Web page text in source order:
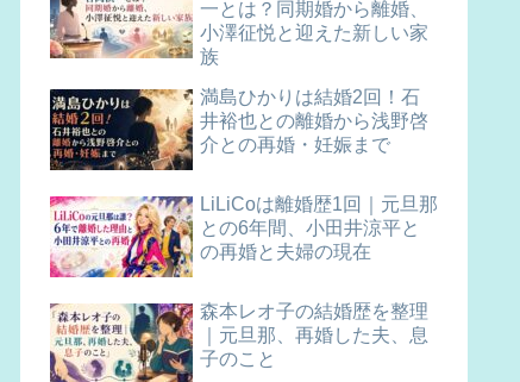
一とは？同期婚から離婚、
小澤征悦と迎えた新しい家
族
満島ひかりは結婚2回！石
井裕也との離婚から浅野啓
介との再婚・妊娠まで
LiLiCoは離婚歴1回｜元旦那
との6年間、小田井涼平と
の再婚と夫婦の現在
森本レオ子の結婚歴を整理
｜元旦那、再婚した夫、息
子のこと